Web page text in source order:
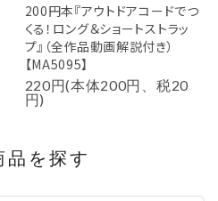
200円本『アウトドアコードでつ
くる！ロング＆ショートストラッ
プ』（全作品動画解説付き）
【MA5095】
220円(本体200円、税20
円)
品を探す